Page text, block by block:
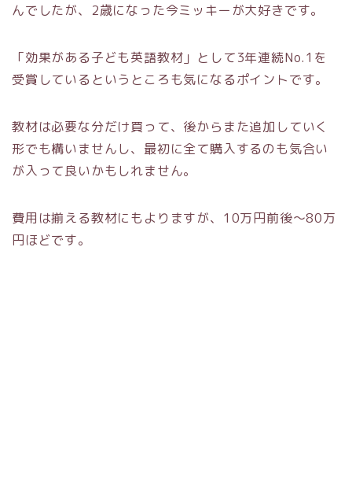
んでしたが、2歳になった今ミッキーが大好きです。
「効果がある子ども英語教材」として3年連続No.1を
受賞しているというところも気になるポイントです。
教材は必要な分だけ買って、後からまた追加していく
形でも構いませんし、最初に全て購入するのも気合い
が入って良いかもしれません。
費用は揃える教材にもよりますが、10万円前後～80万
円ほどです。